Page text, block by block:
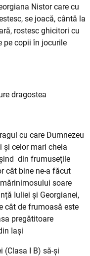
Nistor care cu
se joacă, cântă la
rostesc ghicitori cu
pe copii în jocurile
dragostea
cu care Dumnezeu
și celor mari cheia
din frumusețile
cât bine ne-a făcut
soare
Iuliei și Georgianei,
cât de frumoasă este
pregătitoare
Iași
(Clasa I B) să-și